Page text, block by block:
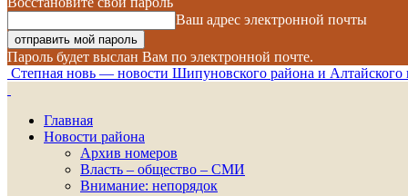
Ваш адрес электронной почты
Пароль будет выслан Вам по электронной почте.
Степная новь — новости Шипуновского района и Алтайского
Главная
Новости района
Архив номеров
Власть – общество – СМИ
Внимание: непорядок